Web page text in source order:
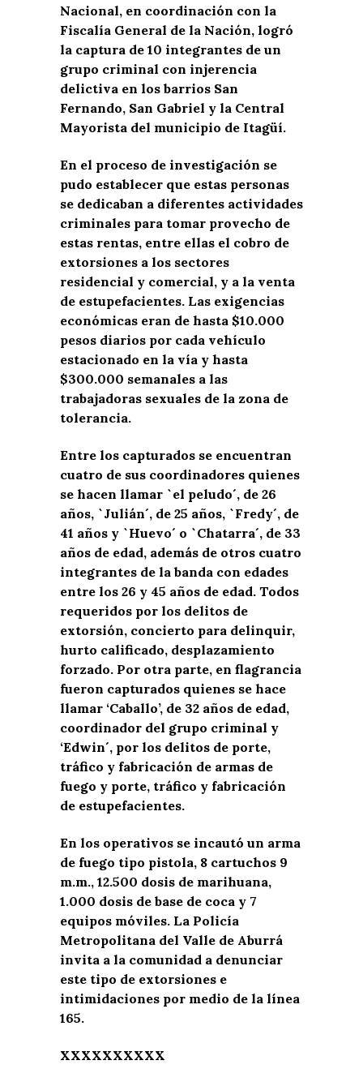
Nacional, en coordinación con la
Fiscalía General de la Nación, logró
la captura de 10 integrantes de un
grupo criminal con injerencia
delictiva en los barrios San
Fernando, San Gabriel y la Central
Mayorista del municipio de Itagüí.
En el proceso de investigación se
pudo establecer que estas personas
se dedicaban a diferentes actividades
criminales para tomar provecho de
estas rentas, entre ellas el cobro de
extorsiones a los sectores
residencial y comercial, y a la venta
de estupefacientes. Las exigencias
económicas eran de hasta $10.000
pesos diarios por cada vehículo
estacionado en la vía y hasta
$300.000 semanales a las
trabajadoras sexuales de la zona de
tolerancia.
Entre los capturados se encuentran
cuatro de sus coordinadores quienes
se hacen llamar `el peludo´, de 26
años, `Julián´, de 25 años, `Fredy´, de
41 años y `Huevo´ o `Chatarra´, de 33
años de edad, además de otros cuatro
integrantes de la banda con edades
entre los 26 y 45 años de edad. Todos
requeridos por los delitos de
extorsión, concierto para delinquir,
hurto calificado, desplazamiento
forzado. Por otra parte, en flagrancia
fueron capturados quienes se hace
llamar ‘Caballo’, de 32 años de edad,
coordinador del grupo criminal y
‘Edwin´, por los delitos de porte,
tráfico y fabricación de armas de
fuego y porte, tráfico y fabricación
de estupefacientes.
En los operativos se incautó un arma
de fuego tipo pistola, 8 cartuchos 9
m.m., 12.500 dosis de marihuana,
1.000 dosis de base de coca y 7
equipos móviles. La Policía
Metropolitana del Valle de Aburrá
invita a la comunidad a denunciar
este tipo de extorsiones e
intimidaciones por medio de la línea
165.
XXXXXXXXXX